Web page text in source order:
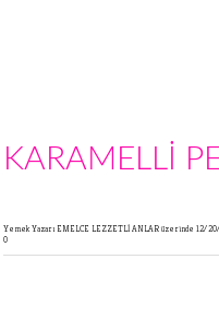
KARAMELLİ
Yemek Yazarı EMELCE LEZZETLİ ANLARüzerinde 12/20/
0